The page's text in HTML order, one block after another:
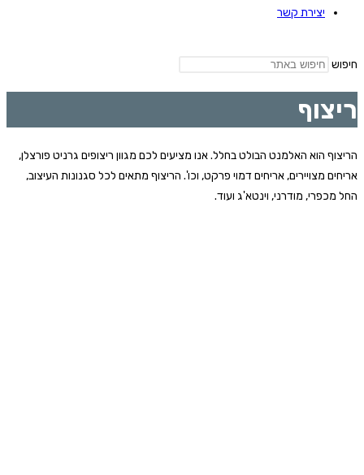
יצירת קשר
חיפוש
ריצוף
הריצוף הוא האלמנט הבולט בחלל. אנו מציעים לכם מגוון ריצופים גרניט פורצלן,
אריחים מצויירים, אריחים דמוי פרקט, וכו'. הריצוף מתאים לכל סגנונות העיצוב,
החל מכפרי, מודרני, וינטא'ג ועוד.